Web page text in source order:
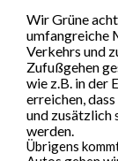
Wir Grüne
umfangreiche
Verkehrs und
Zufußgehen
wie z.B. in der
erreichen,
und zusätzlich
werden.
Übrigens